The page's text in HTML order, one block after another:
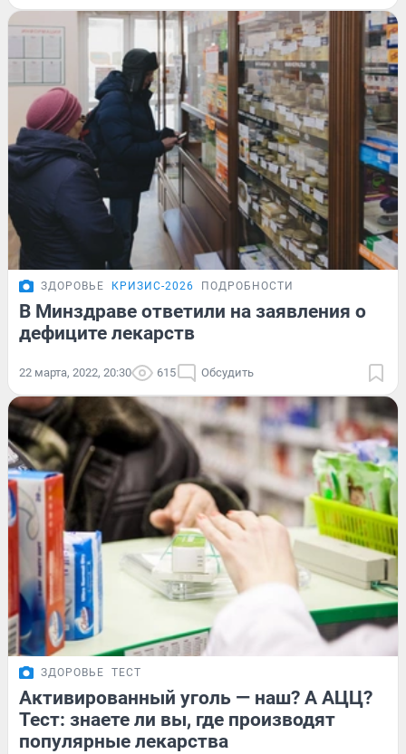
ЗДОРОВЬЕ КРИЗИС-2026 ПОДРОБНОСТИ
В Минздраве ответили на заявления о
дефиците лекарств
22 марта, 2022, 20:30 615 Обсудить
ЗДОРОВЬЕ ТЕСТ
Активированный уголь — наш? А АЦЦ?
Тест: знаете ли вы, где производят
популярные лекарства